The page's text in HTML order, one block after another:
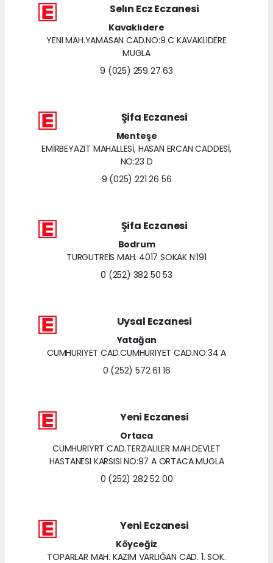
Selın Ecz Eczanesi
Kavaklıdere
YENI MAH.YAMASAN CAD.NO:9 C KAVAKLIDERE
MUGLA
9 (025) 259 27 63
Şifa Eczanesi
Menteşe
EMİRBEYAZIT MAHALLESİ, HASAN ERCAN CADDESİ,
NO:23 D
9 (025) 221 26 56
Şifa Eczanesi
Bodrum
TURGUTREİS MAH. 4017 SOKAK N:191
0 (252) 382 50 53
Uysal Eczanesi
Yatağan
CUMHURIYET CAD.CUMHURIYET CAD.NO:34 A
0 (252) 572 61 16
Yeni Eczanesi
Ortaca
CUMHURIYRT CAD.TERZIALILER MAH.DEVLET
HASTANESI KARSISI NO:97 A ORTACA MUGLA
0 (252) 282 52 00
Yeni Eczanesi
Köyceğiz
TOPARLAR MAH. KAZIM VARLIĞAN CAD. 1. SOK.